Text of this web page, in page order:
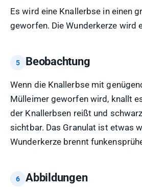
Es wird eine Knallerbse in einen
geworfen. Die Wunderkerze wird
Beobachtung
Wenn die Knallerbse mit
Mülleimer geworfen wird, knallt
der Knallerbsen reißt und
sichtbar. Das Granulat ist etwas
Wunderkerze brennt
Abbildungen